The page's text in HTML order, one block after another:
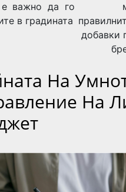
важно да го
в градината
добавки
На
На